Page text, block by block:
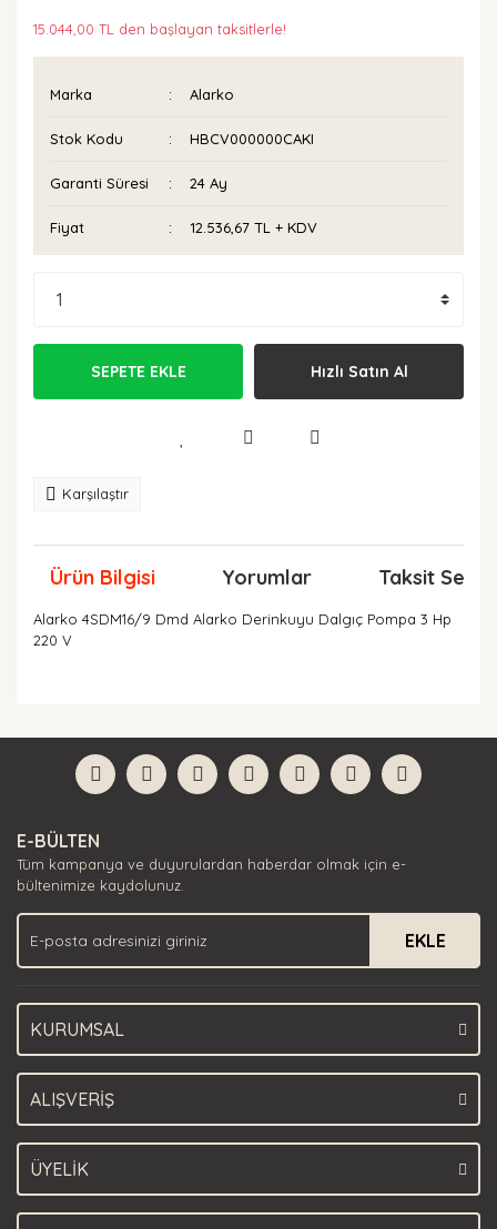
15.044,00 TL den başlayan taksitlerle!
Marka Alarko
Stok Kodu HBCV000000CAKI
Garanti Süresi 24 Ay
Fiyat 12.536,67 TL + KDV
SEPETE EKLE Hızlı Satın Al
Karşılaştır
Ürün Bilgisi Yorumlar Taksit
Alarko 4SDM16/9 Dmd Alarko Derinkuyu Dalgıç Pompa 3 Hp
220 V
Yorum Yaz
formunu kullanarak tarafımıza iletebilirsiniz.
Görüş ve önerileriniz için teşekkür ederiz.
Ürün açıklamasında eksik bilgiler bulunuyor.
Ürün bilgilerinde hatalar bulunuyor.
Ürün fiyatı diğer sitelerden daha pahalı.
Bu ürüne benzer farklı alternatifler olmalı.
E-BÜLTEN
Tüm kampanya ve duyurulardan haberdar olmak için e-
bültenimize kaydolunuz.
EKLE
KURUMSAL
ALIŞVERİŞ
ÜYELİK